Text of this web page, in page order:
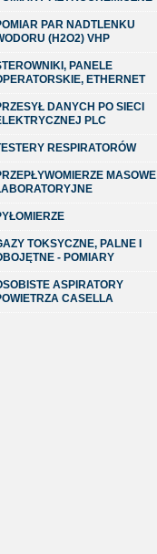
PAR NADTLENKU
(H2O2) VHP
PANELE
ETHERNET
DANYCH PO SIECI
PLC
RESPIRATORÓW
MASOWE
TOKSYCZNE, PALNE I
- POMIARY
ASPIRATORY
CASELLA